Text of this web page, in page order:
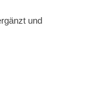
und